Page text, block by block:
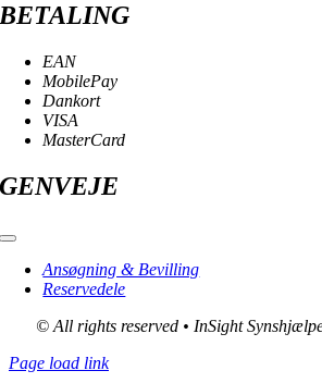
BETALING
EAN
MobilePay
Dankort
VISA
MasterCard
GENVEJE
Toggle
NavigationAnsøgning & Bevilling
Reservedele
© All rights reserved • InSight
Page load link